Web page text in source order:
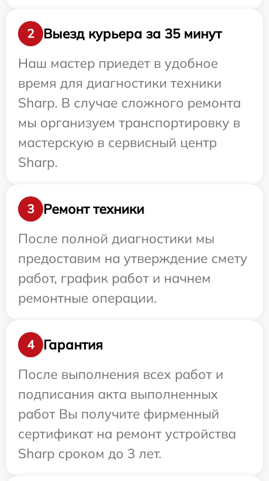
2
Выезд курьера за 35 минут
Наш мастер приедет в удобное
время для диагностики техники
Sharp. В случае сложного ремонта
мы организуем транспортировку в
мастерскую в сервисный центр
Sharp.
3
Ремонт техники
После полной диагностики мы
предоставим на утверждение смету
работ, график работ и начнем
ремонтные операции.
4
Гарантия
После выполнения всех работ и
подписания акта выполненных
работ Вы получите фирменный
сертификат на ремонт устройства
Sharp сроком до 3 лет.